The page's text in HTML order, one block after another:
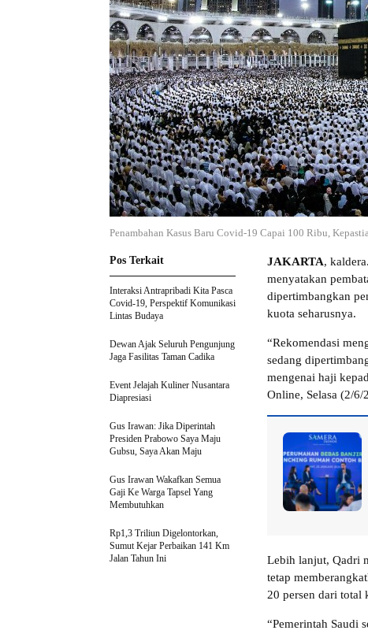
Penambahan Kasus Baru Covid-19 Capai 100 Ribu,
JAKARTA,
menyatakan
dipertimbangkan
kuota seharusnya.
“Rekomendasi
sedang
mengenai haji
Online, Selasa (2/6/
Lebih lanjut, Qadri
tetap
20 persen dari total
“Pemerintah Saudi
Pos Terkait
Interaksi Antrapribadi Kita Pasca
Covid-19, Perspektif Komunikasi
Lintas Budaya
Dewan Ajak Seluruh Pengunjung
Jaga Fasilitas Taman Cadika
Event Jelajah Kuliner Nusantara
Diapresiasi
Gus Irawan: Jika Diperintah
Presiden Prabowo Saya Maju
Gubsu, Saya Akan Maju
Gus Irawan Wakafkan Semua
Gaji Ke Warga Tapsel Yang
Membutuhkan
Rp1,3 Triliun Digelontorkan,
Sumut Kejar Perbaikan 141 Km
Jalan Tahun Ini